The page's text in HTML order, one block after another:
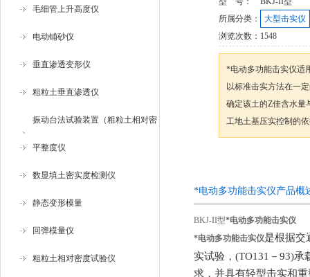
毛细管上升高度仪
电动铺砂仪
垂直渗透变形仪
粗粒土垂直渗透仪
振动台法试验装置（粗粒土相对密
度试验仪 ）
平整度仪
数显填土密实度检测仪
静态变形模量
回弹模量仪
粗粒土相对密度试验仪
所属分类：
大型击实仪
浏览次数： 1548
*电动多功能击实仪适
以标准击实方法在一
确定该土的Z佳含水量
工地土基压实控制的
*电动多功能击实仪产品概
BKJ-II型*电动多功能击实仪
*电动多功能击实仪是根据交
实试验，(TO131 － 93)承
求，并具有轻型击实和